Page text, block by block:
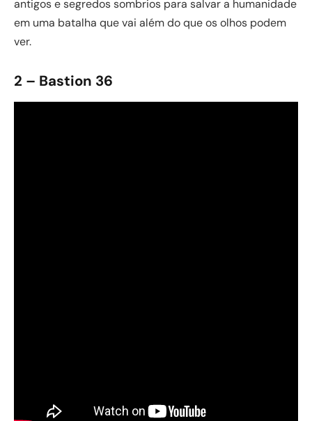
antigos e segredos sombrios para salvar a humanidade
em uma batalha que vai além do que os olhos podem
ver.
2 – Bastion 36